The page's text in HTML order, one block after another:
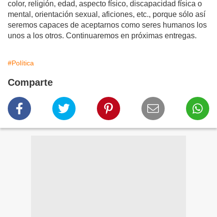
color, religión, edad, aspecto físico, discapacidad física o
mental, orientación sexual, aficiones, etc., porque sólo así
seremos capaces de aceptarnos como seres humanos los
unos a los otros. Continuaremos en próximas entregas.
#Política
Comparte